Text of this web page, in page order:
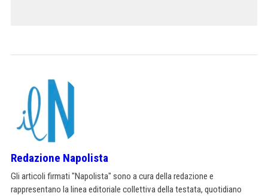
Redazione Napolista
Gli articoli firmati "Napolista" sono a cura della redazione e
rappresentano la linea editoriale collettiva della testata, quotidiano